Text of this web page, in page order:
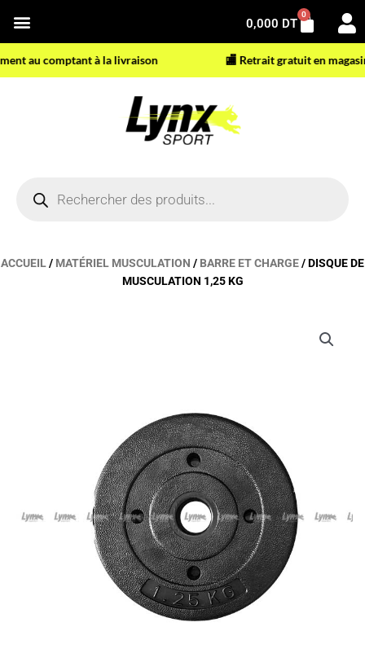
contenu
0,000 DT
0
Panier
au comptant à la livraison 🏬 Retrait gratuit en magasin
produits
ACCUEIL/ MATÉRIEL MUSCULATION / BARRE ET CHARGE/ DISQUE DE
MUSCULATION 1,25 KG